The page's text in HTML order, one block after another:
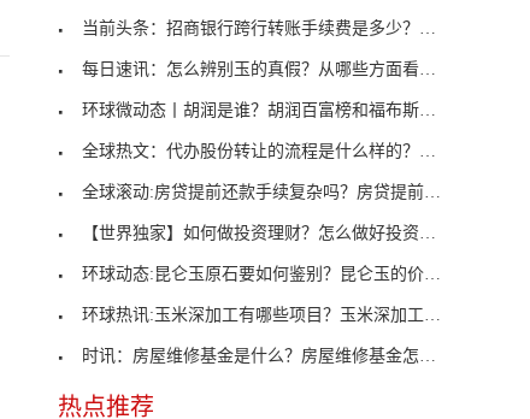
当前头条：招商银行跨行转账手续费是多少？跨行转账
每日速讯：怎么辨别玉的真假？从哪些方面看玉的品相
环球微动态丨胡润是谁？胡润百富榜和福布斯富豪榜有
全球热文：代办股份转让的流程是什么样的？代办股份
全球滚动:房贷提前还款手续复杂吗？房贷提前还款需
【世界独家】如何做投资理财？怎么做好投资理财规划
环球动态:昆仑玉原石要如何鉴别？昆仑玉的价格是多
环球热讯:玉米深加工有哪些项目？玉米深加工发展前
时讯：房屋维修基金是什么？房屋维修基金怎么算？
热点推荐